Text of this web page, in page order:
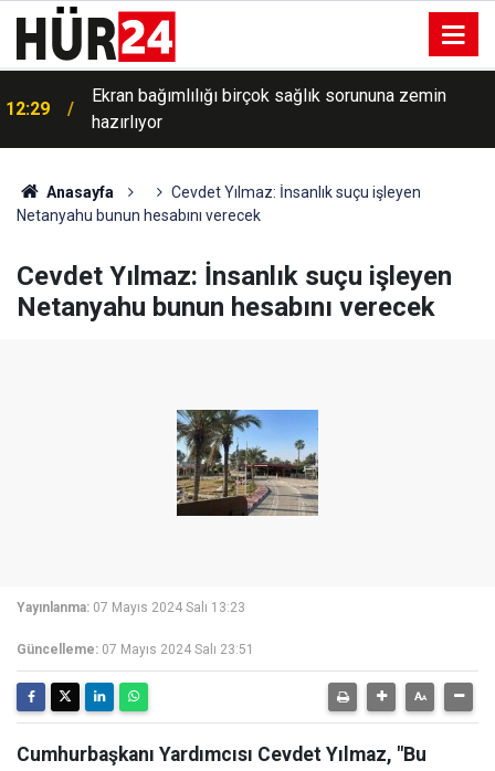
12:29
Ekran bağımlılığı birçok sağlık sorununa zemin
hazırlıyor
Anasayfa
Cevdet Yılmaz: İnsanlık suçu işleyen
Netanyahu bunun hesabını verecek
Cevdet Yılmaz: İnsanlık suçu işleyen
Netanyahu bunun hesabını verecek
Yayınlanma: 07 Mayıs 2024 Salı 13:23
Güncelleme: 07 Mayıs 2024 Salı 23:51
Cumhurbaşkanı Yardımcısı Cevdet Yılmaz, "Bu